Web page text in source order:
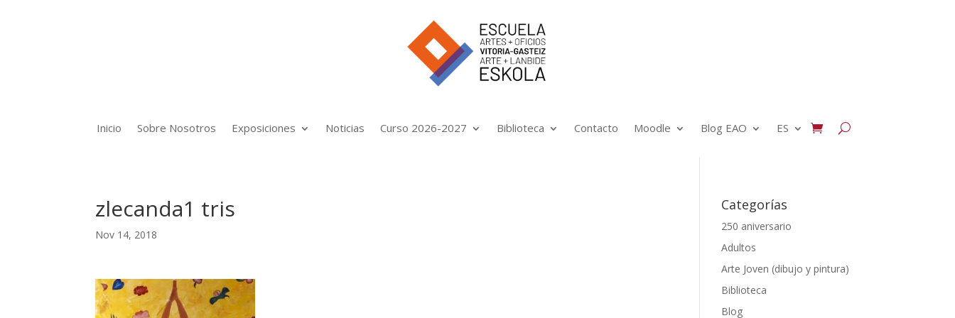
Inicio Sobre Nosotros Exposiciones Noticias Curso 2026-2027 Biblioteca Contacto Moodle Blog EAO ES
zlecanda1 tris
Nov 14, 2018
Categorías
250 aniversario
Adultos
Arte Joven (dibujo y pintura)
Biblioteca
Blog